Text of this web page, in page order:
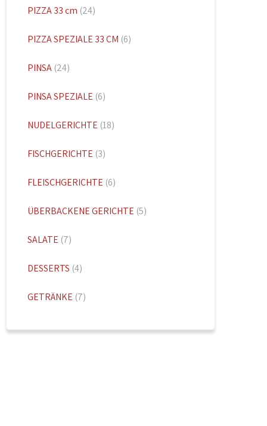
PIZZA 33 cm (24)
PIZZA SPEZIALE 33 CM (6)
PINSA (24)
PINSA SPEZIALE (6)
NUDELGERICHTE (18)
FISCHGERICHTE (3)
FLEISCHGERICHTE (6)
ÜBERBACKENE GERICHTE (5)
SALATE (7)
DESSERTS (4)
GETRÄNKE (7)